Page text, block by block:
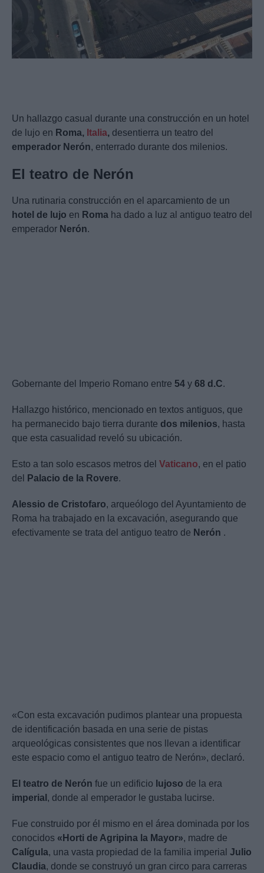
Un hallazgo casual durante una construcción en un hotel
de lujo en Roma, Italia, desentierra un teatro del
emperador Nerón, enterrado durante dos milenios.
El teatro de Nerón
Una rutinaria construcción en el aparcamiento de un
hotel de lujo en Roma ha dado a luz al antiguo teatro del
emperador Nerón.
Gobernante del Imperio Romano entre 54 y 68 d.C.
Hallazgo histórico, mencionado en textos antiguos, que
ha permanecido bajo tierra durante dos milenios, hasta
que esta casualidad reveló su ubicación.
Esto a tan solo escasos metros del Vaticano, en el patio
del
Palacio de la Rovere.
Alessio de Cristofaro, arqueólogo del Ayuntamiento de
Roma ha trabajado en la excavación, asegurando que
efectivamente se trata del antiguo teatro de Nerón .
«Con esta excavación pudimos plantear una propuesta
de identificación basada en una serie de pistas
arqueológicas consistentes que nos llevan a identificar
este espacio como el antiguo teatro de Nerón», declaró.
El teatro de Nerón fue un edificio lujoso de la era
imperial , donde al emperador le gustaba lucirse.
Fue construido por él mismo en el área dominada por los
conocidos «Horti de Agripina la Mayor», madre de
Calígula, una vasta propiedad de la familia imperial Julio
Claudia, donde se construyó un gran circo para carreras